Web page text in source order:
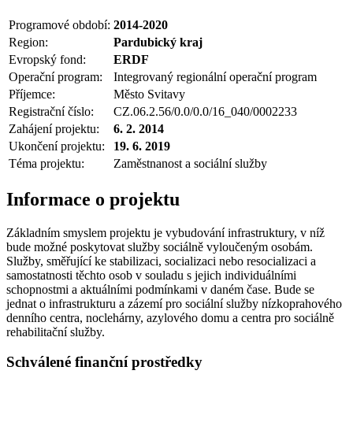
Programové období: 2014-2020
Region:
Pardubický kraj
Evropský fond:
ERDF
Operační program:
Integrovaný regionální operační program
Příjemce:
Město Svitavy
Registrační číslo:
CZ.06.2.56/0.0/0.0/16_040/0002233
Zahájení projektu:
6. 2. 2014
Ukončení projektu:
19. 6. 2019
Téma projektu:
Zaměstnanost a sociální služby
Informace o projektu
Základním smyslem projektu je vybudování infrastruktury, v níž
bude možné poskytovat služby sociálně vyloučeným osobám.
Služby, směřující ke stabilizaci, socializaci nebo resocializaci a
samostatnosti těchto osob v souladu s jejich individuálními
schopnostmi a aktuálními podmínkami v daném čase. Bude se
jednat o infrastrukturu a zázemí pro sociální služby nízkoprahového
denního centra, noclehárny, azylového domu a centra pro sociálně
rehabilitační služby.
Schválené finanční prostředky